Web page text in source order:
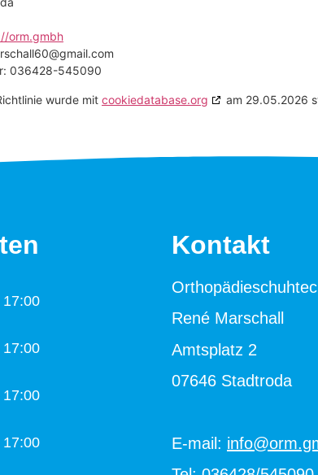
orm.gmbh
gmail.com
036428-545090
wurde mit cookiedatabase.org am 29.05.2026
Kontakt
René Marschall
Amtsplatz 2
07646 Stadtroda
E-mail: